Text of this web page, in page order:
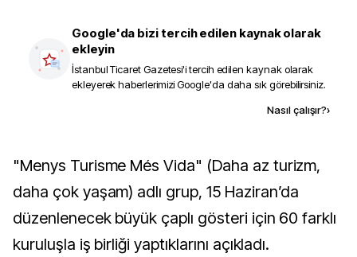
Google'da bizi tercih edilen kaynak olarak
ekleyin
İstanbul Ticaret Gazetesi'i tercih edilen kaynak olarak
ekleyerek haberlerimizi Google'da daha sık görebilirsiniz.
Nasıl çalışır?›
"Menys Turisme Més Vida" (Daha az turizm,
daha çok yaşam) adlı grup, 15 Haziran’da
düzenlenecek büyük çaplı gösteri için 60 farklı
kuruluşla iş birliği yaptıklarını açıkladı.